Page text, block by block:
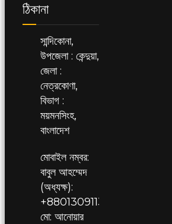
ঠিকানা
সান্দিকোনা,
উপজেলা : কেন্দুয়া,
জেলা :
নেত্রকোণা,
বিভাগ :
ময়মনসিংহ,
বাংলাদেশ
মোবাইল নম্বর:
বাবুল আহম্মেদ
(অধ্যক্ষ):
+8801309113080,
মো: আনোয়ার